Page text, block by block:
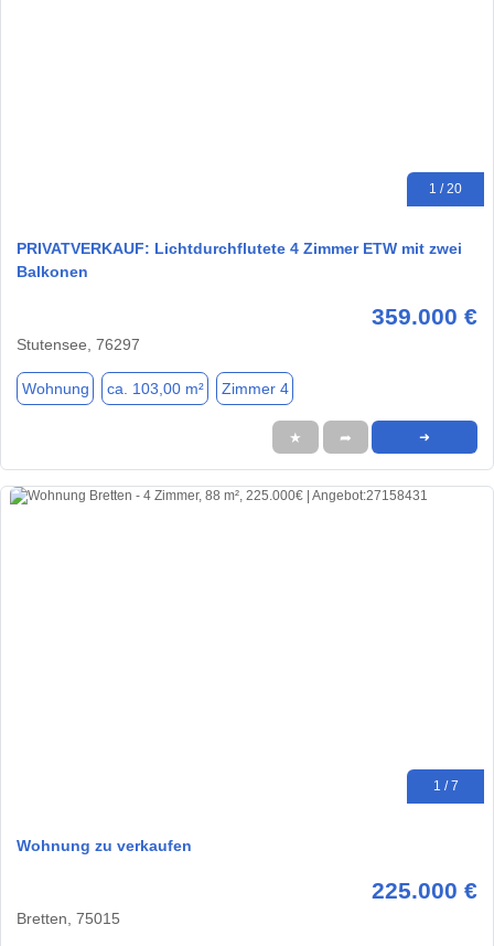
1 / 20
PRIVATVERKAUF: Lichtdurchflutete 4 Zimmer ETW mit zwei
Balkonen
359.000 €
Stutensee, 76297
Wohnung ca. 103,00 m² Zimmer 4
★ ➦ ➜
1 / 7
Wohnung zu verkaufen
225.000 €
Bretten, 75015